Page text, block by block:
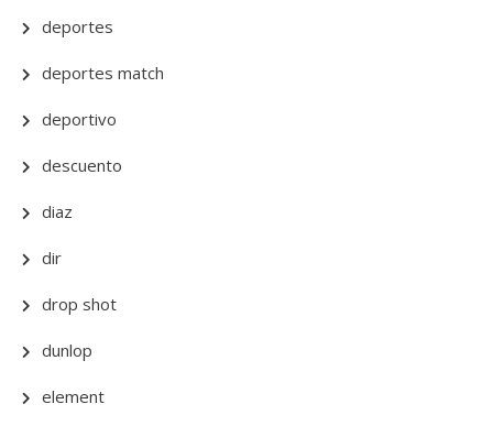
deportes
deportes match
deportivo
descuento
diaz
dir
drop shot
dunlop
element